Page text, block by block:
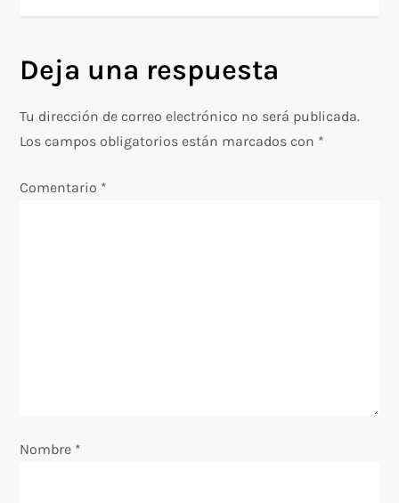
g
a
n
Deja una respuesta
Tu dirección de correo electrónico no será publicada.
Los campos obligatorios están marcados con *
Comentario *
Nombre *